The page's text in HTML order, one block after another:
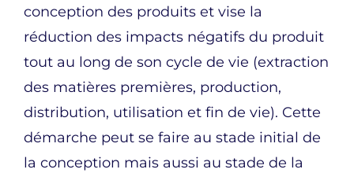
conception des produits et vise la
réduction des impacts négatifs du produit
tout au long de son cycle de vie (extraction
des matières premières, production,
distribution, utilisation et fin de vie). Cette
démarche peut se faire au stade initial de
la conception mais aussi au stade de la